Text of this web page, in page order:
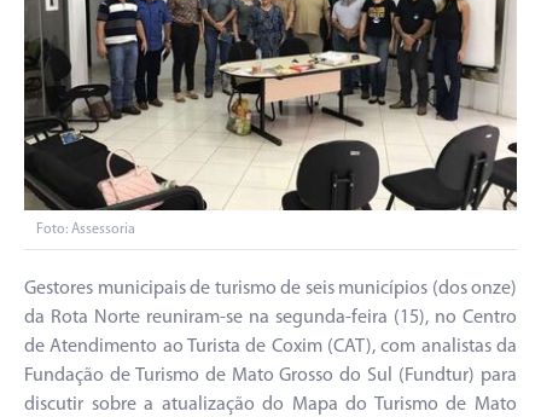
Foto: Assessoria
Gestores municipais de turismo de seis municípios (dos onze)
da Rota Norte reuniram-se na segunda-feira (15), no Centro
de Atendimento ao Turista de Coxim (CAT), com analistas da
Fundação de Turismo de Mato Grosso do Sul (Fundtur) para
discutir sobre a atualização do Mapa do Turismo de Mato